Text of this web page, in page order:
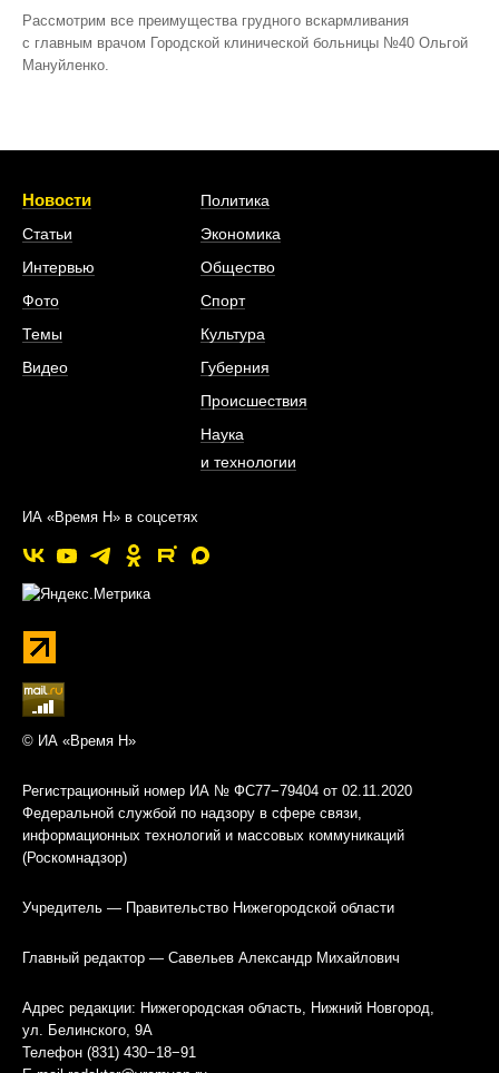
Рассмотрим все преимущества грудного вскармливания
с главным врачом Городской клинической больницы №40 Ольгой
Мануйленко.
Новости
Статьи
Интервью
Фото
Темы
Видео
Политика
Экономика
Общество
Спорт
Культура
Губерния
Происшествия
Наука
и технологии
ИА «Время Н» в соцсетях
© ИА «Время Н»
Регистрационный номер ИА № ФС77−79404 от 02.11.2020
Федеральной службой по надзору в сфере связи,
информационных технологий и массовых коммуникаций
(Роскомнадзор)
Учредитель — Правительство Нижегородской области
Главный редактор — Савельев Александр Михайлович
Адрес редакции: Нижегородская область, Нижний Новгород,
ул. Белинского, 9А
Телефон (831) 430−18−91